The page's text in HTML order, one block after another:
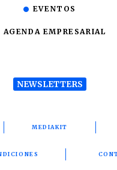
EVENTOS
AGENDA EMPRESARIAL
NEWSLETTERS
MEDIAKIT